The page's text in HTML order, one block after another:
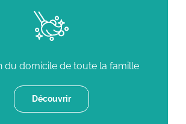
du domicile de toute la famille
Découvrir